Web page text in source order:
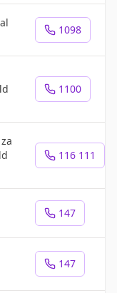
1098
1100
116 111
147
147